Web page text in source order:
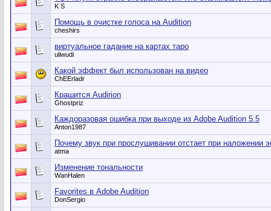
K S
Помощь в очистке голоса на Audition
cheshirs
виртуальное гадание на картах таро
uliwudi
Какой эффект был использован на видео
ChEErladr
Крашится Audirion
Ghostpriz
Каждоразовая ошибка при выходе из Adobe Audition 5.5
Anton1987
Почему звук при прослушивании отстает при наложении
atma
Изменение тональности
WanHalen
Favorites в Adobe Audition
DonSergio